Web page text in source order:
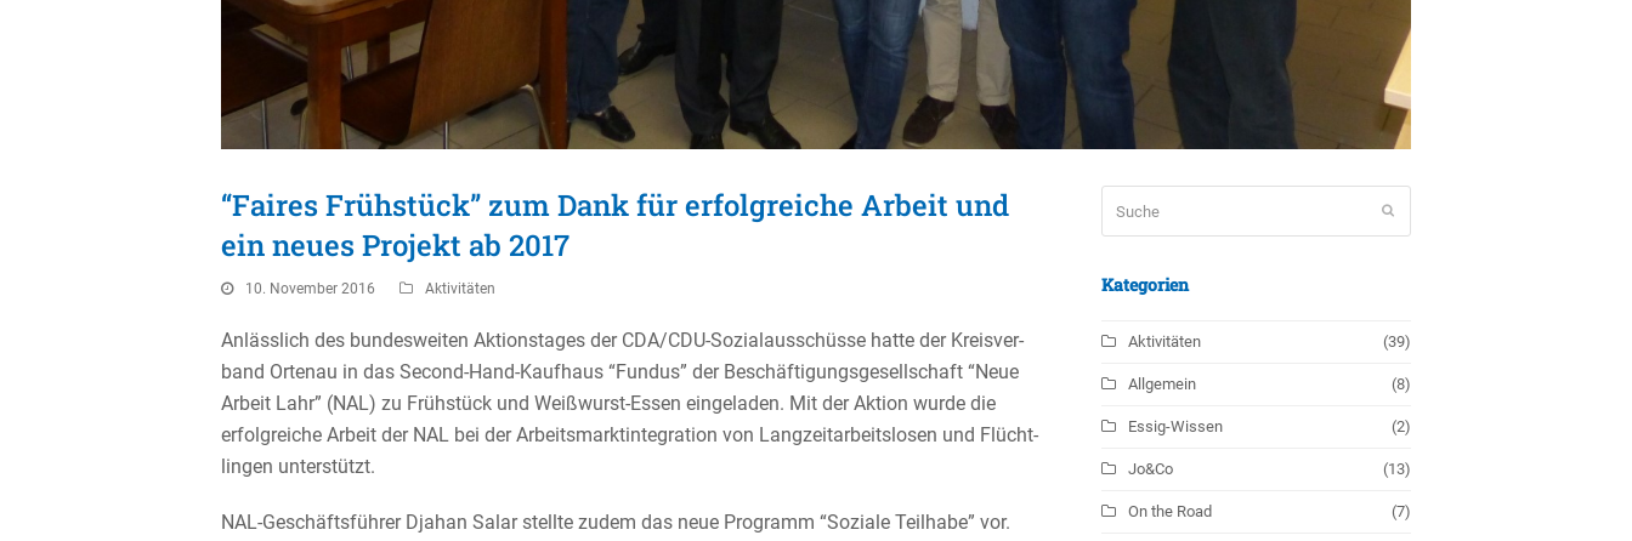
“Faires Frühstück” zum Dank für erfolgreiche Arbeit und
ein neues Projekt ab 2017
10. November 2016 Aktivitäten
Anläss­lich des bundes­weiten Aktions­tages der CDA/CDU-Sozial­aus­schüsse hatte der Kreis­ver­
band Ortenau in das Second-Hand-Kaufhaus “Fundus” der Beschäf­ti­gungs­ge­sell­schaft “Neue
Arbeit Lahr” (NAL) zu Frühstück und Weißwurst-Essen einge­laden. Mit der Aktion wurde die
erfolg­reiche Arbeit der NAL bei der Arbeits­markt­in­te­gra­tion von Langzeit­ar­beits­losen und Flücht­
lingen unterstützt.
NAL-Geschäfts­führer Djahan Salar stellte zudem das neue Programm “Soziale Teilhabe” vor.
Kategorien
Aktivitäten (39)
Allgemein (8)
Essig-Wissen (2)
Jo&Co (13)
On the Road (7)